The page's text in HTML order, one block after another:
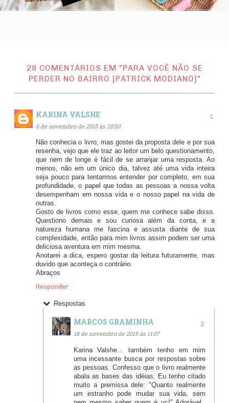
28 COMENTÁRIOS EM "PARA VOCÊ NÃO SE
PERDER NO BAIRRO [PATRICK MODIANO]"
KARINA VALSHE
6 de novembro de 2015 às 20:50
Não conhecia o livro, mas gostei da proposta dele e por sua
resenha, vejo que ele traz ao leitor um belo questionamento,
que nem de longe é fácil de se arranjar uma resposta. Ao
menos, não em um único dia, talvez até uma vida inteira
seja pouco para tentarmos entender por completo, em sua
profundidade, o papel que todas as pessoas a nossa volta
desempenham em nossa vida e o nosso papel na vida de
outras.
Gosto de livros como esse, quem me conhece sabe disso.
Questiono demais e sou curiosa além da conta, e a
natureza humana me fascina e assusta diante de sua
complexidade, então para mim livros assim podem ser uma
deliciosa aventura em mim mesma.
Anotarei a dica, espero gostar da leitura futuramente, mas
duvido que aconteça o contrário.
Abraços
Responder
Respostas
MARCOS GRAMINHA
18 de novembro de 2015 às 11:07
Karina Valshe... também tenho em mim
uma incessante busca por respostas sobre
as pessoas. Confesso que o livro realmente
abala as bases das idéias. Eu tenho citado
muito a premissa dele: "Quanto realmente
um estranho pode mudar sua vida, sem